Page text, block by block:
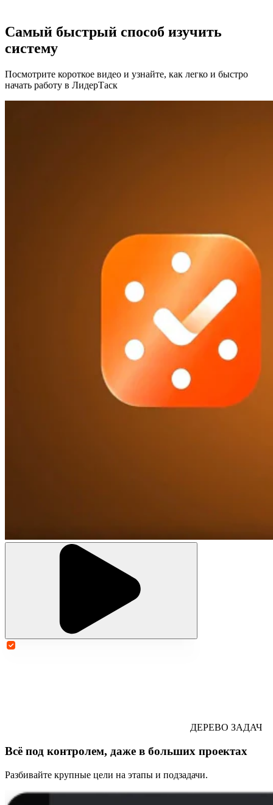
Самый быстрый способ изучить
систему
Посмотрите короткое видео и узнайте, как легко и быстро
начать работу в ЛидерТаск
ДЕРЕВО ЗАДАЧ
Всё под контролем, даже в больших проектах
Разбивайте крупные цели на этапы и подзадачи.